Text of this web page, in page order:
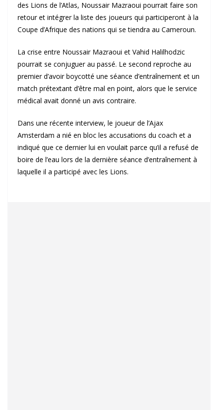
des Lions de l’Atlas, Noussair Mazraoui pourrait faire son
retour et intégrer la liste des joueurs qui participeront à la
Coupe d’Afrique des nations qui se tiendra au Cameroun.
La crise entre Noussair Mazraoui et Vahid Halilhodzic
pourrait se conjuguer au passé. Le second reproche au
premier d’avoir boycotté une séance d’entraînement et un
match prétextant d’être mal en point, alors que le service
médical avait donné un avis contraire.
Dans une récente interview, le joueur de l’Ajax
Amsterdam a nié en bloc les accusations du coach et a
indiqué que ce dernier lui en voulait parce qu’il a refusé de
boire de l’eau lors de la dernière séance d’entraînement à
laquelle il a participé avec les Lions.